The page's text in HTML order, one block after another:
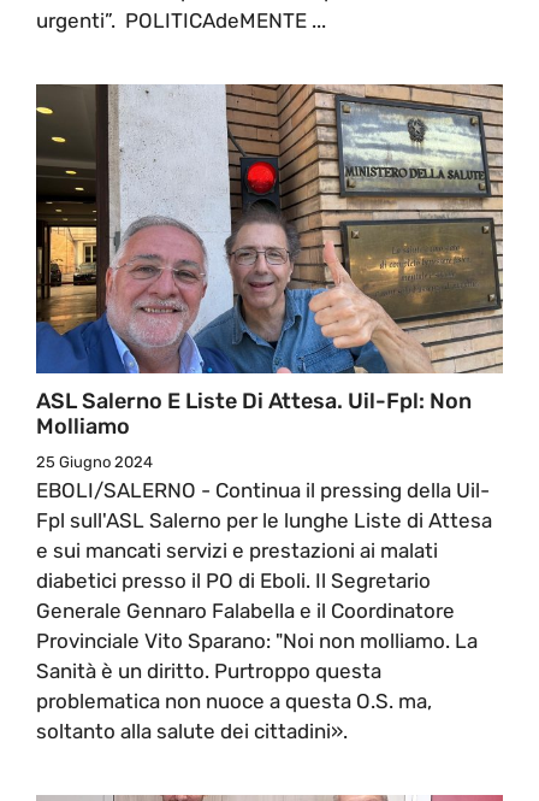
urgenti”. POLITICAdeMENTE ...
ASL Salerno E Liste Di Attesa. Uil-Fpl: Non
Molliamo
25 Giugno 2024
EBOLI/SALERNO - Continua il pressing della Uil-
Fpl sull'ASL Salerno per le lunghe Liste di Attesa
e sui mancati servizi e prestazioni ai malati
diabetici presso il PO di Eboli. Il Segretario
Generale Gennaro Falabella e il Coordinatore
Provinciale Vito Sparano: "Noi non molliamo. La
Sanità è un diritto. Purtroppo questa
problematica non nuoce a questa O.S. ma,
soltanto alla salute dei cittadini».